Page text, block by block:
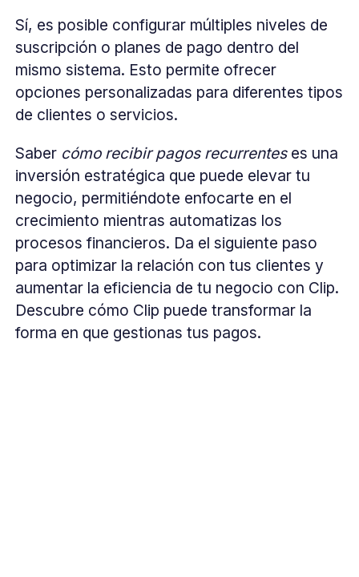
Sí, es posible configurar múltiples niveles de
suscripción o planes de pago dentro del
mismo sistema. Esto permite ofrecer
opciones personalizadas para diferentes tipos
de clientes o servicios.
Saber cómo recibir pagos recurrentes es una
inversión estratégica que puede elevar tu
negocio, permitiéndote enfocarte en el
crecimiento mientras automatizas los
procesos financieros. Da el siguiente paso
para optimizar la relación con tus clientes y
aumentar la eficiencia de tu negocio con Clip.
Descubre cómo Clip puede transformar la
forma en que gestionas tus pagos.